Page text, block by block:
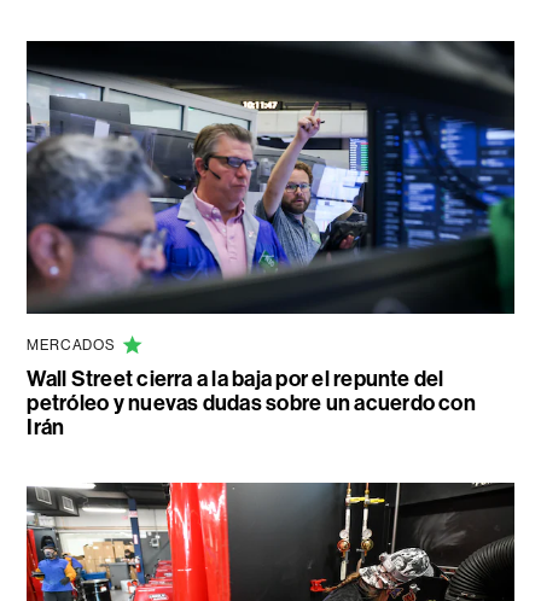
MERCADOS
Wall Street cierra a la baja por el repunte del
petróleo y nuevas dudas sobre un acuerdo con
Irán